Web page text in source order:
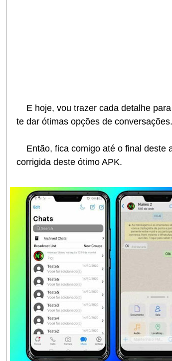
E hoje, vou trazer cada detalhe
te dar ótimas opções de conversações.
Então, fica comigo até o final deste
corrigida deste ótimo APK.